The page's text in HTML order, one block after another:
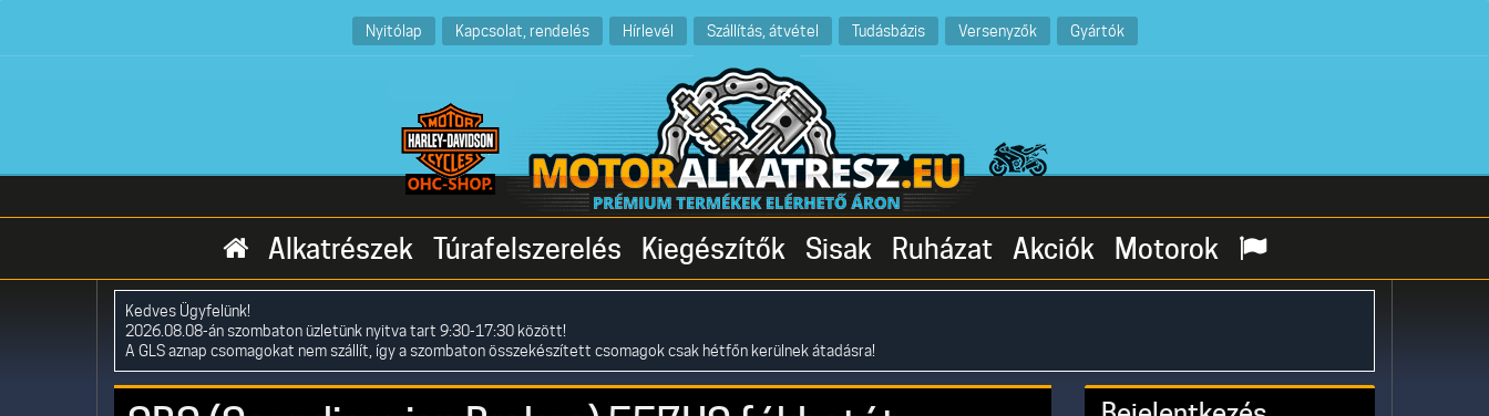
Nyitólap Kapcsolat, rendelés Hírlevél Szállítás, átvétel Tudásbázis Versenyzők Gyártók
Alkatrészek Túrafelszerelés Kiegészítők Sisak Ruházat Akciók Motorok
Kedves Ügyfelünk!
2026.08.08-án szombaton üzletünk nyitva tart 9:30-17:30 között!
A GLS aznap csomagokat nem szállít, így a szombaton összekészített csomagok csak hétfőn kerülnek átadásra!